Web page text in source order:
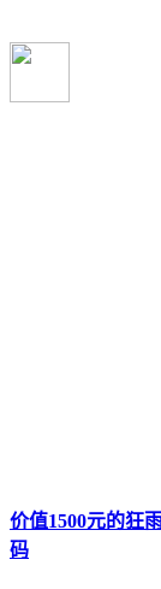
价值1500元的狂
码